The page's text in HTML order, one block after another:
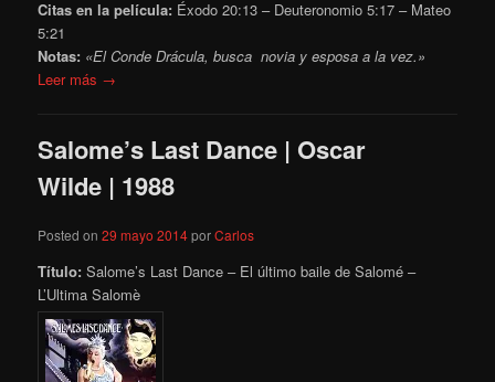
Citas en la película: Éxodo 20:13 – Deuteronomio 5:17 – Mateo
5:21
Notas: «El Conde Drácula, busca novia y esposa a la vez.»
Leer más →
Salome’s Last Dance | Oscar
Wilde | 1988
Posted on29 mayo 2014porCarlos
Título:Salome’s Last Dance – El último baile de Salomé –
L’Ultima Salomè